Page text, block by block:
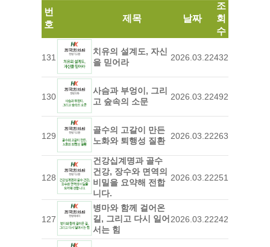
번
호
제목 날짜
조
회
수
131
치유의 설계도, 자신
을 믿어라
2026.03.22432
130
사슴과 부엉이, 그리
고 숲속의 소문
2026.03.22492
129
골수의 고갈이 만든
노화와 퇴행성 질환
2026.03.22263
128
건강십계명과 골수
건강, 장수와 면역의
비밀을 요약해 전합
니다.
2026.03.22251
127
병마와 함께 걸어온
길, 그리고 다시 일어
서는 힘
2026.03.22242